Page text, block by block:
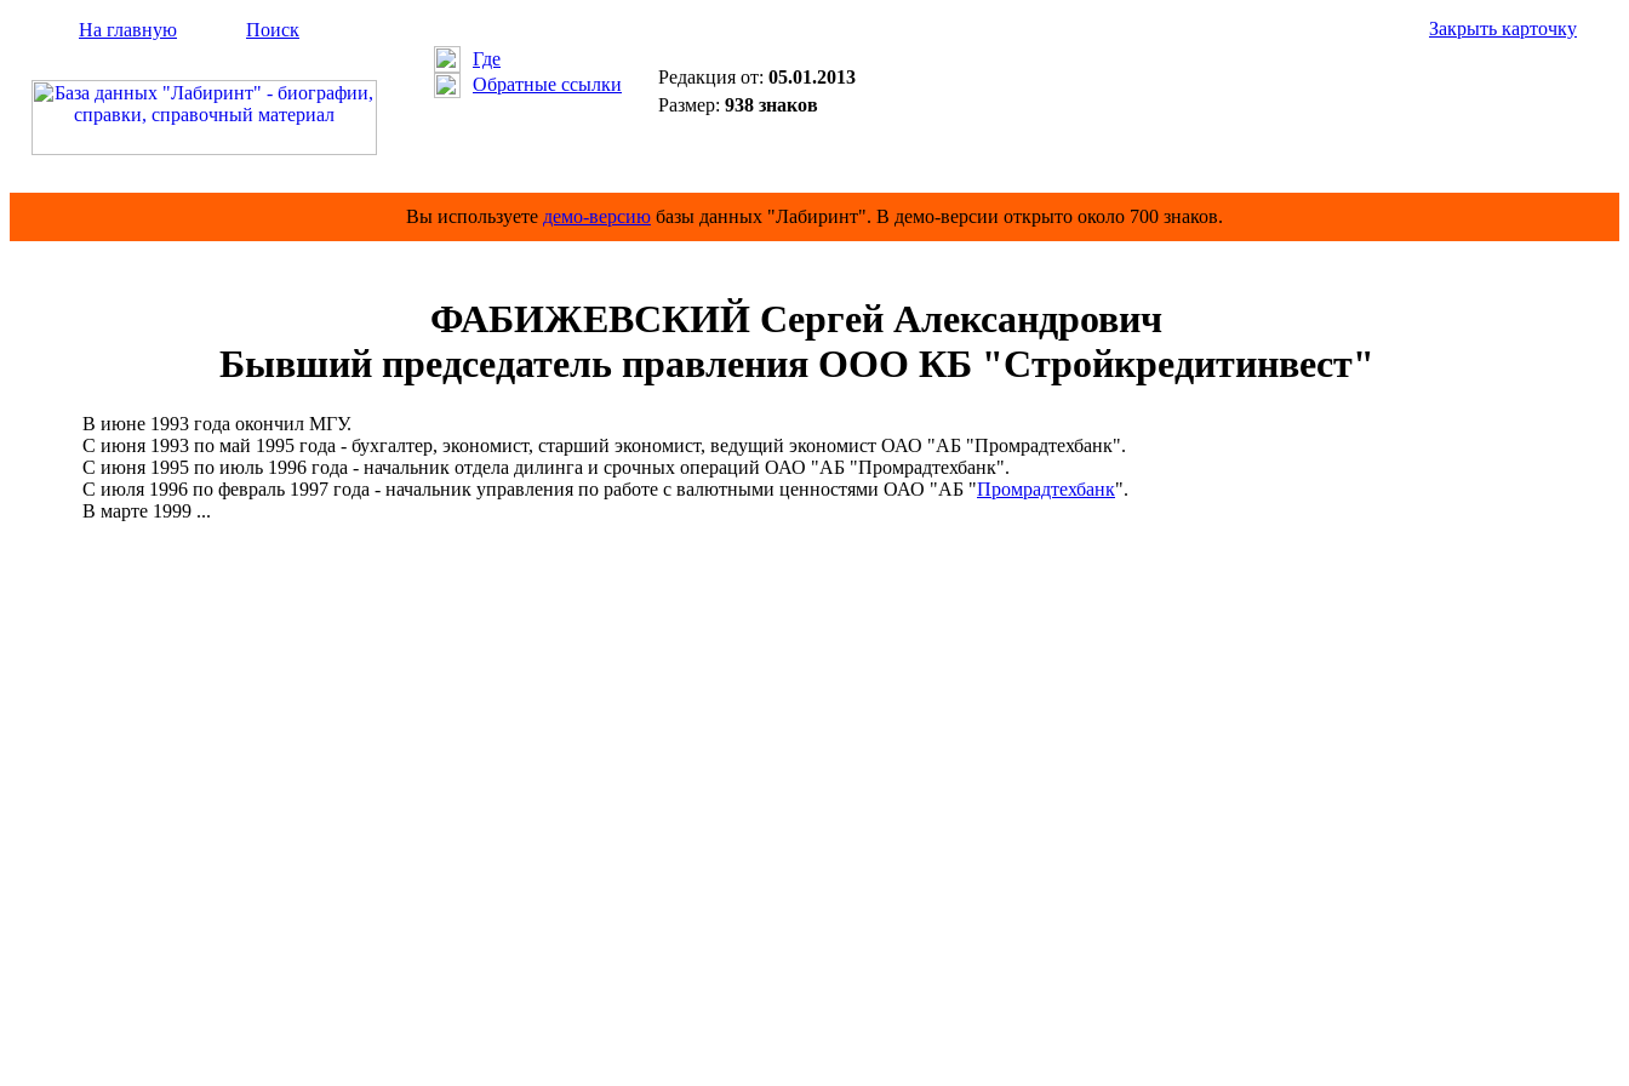
На главную
Поиск
Где
Обратные ссылки
Закрыть карточку
Редакция от: 05.01.2013
Размер: 938 знаков
Вы используете демо-версию базы данных "Лабиринт". В демо-версии открыто около 700 знаков.
ФАБИЖЕВСКИЙ Сергей Александрович
Бывший председатель правления ООО КБ "Стройкредитинвест"
В июне 1993 года окончил МГУ.
С июня 1993 по май 1995 года - бухгалтер, экономист, старший экономист, ведущий экономист ОАО "АБ "Промрадтехбанк".
С июня 1995 по июль 1996 года - начальник отдела дилинга и срочных операций ОАО "АБ "Промрадтехбанк".
С июля 1996 по февраль 1997 года - начальник управления по работе с валютными ценностями ОАО "АБ "Промрадтехбанк".
В марте 1999 ...